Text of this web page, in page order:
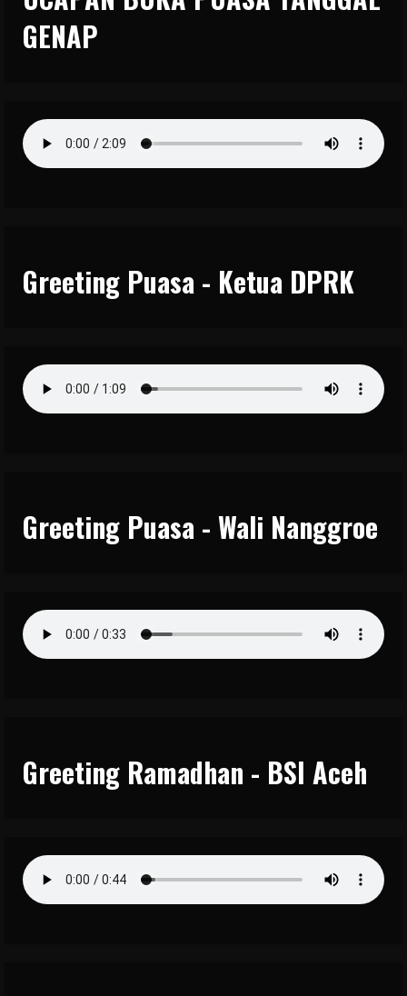
GENAP
Greeting Puasa - Ketua DPRK
Greeting Puasa - Wali Nanggroe
Greeting Ramadhan - BSI Aceh